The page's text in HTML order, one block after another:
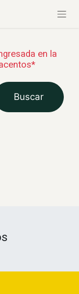
en la
Buscar